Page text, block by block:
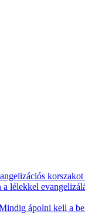
lélekkel
ápolni kell a